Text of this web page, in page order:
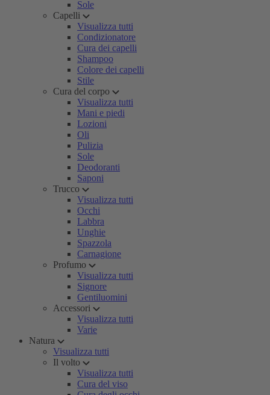
Sole
Capelli
Visualizza tutti
Condizionatore
Cura dei capelli
Shampoo
Colore dei capelli
Stile
Cura del corpo
Visualizza tutti
Mani e piedi
Lozioni
Oli
Pulizia
Sole
Deodoranti
Saponi
Trucco
Visualizza tutti
Occhi
Labbra
Unghie
Spazzola
Carnagione
Profumo
Visualizza tutti
Signore
Gentiluomini
Accessori
Visualizza tutti
Varie
Natura
Visualizza tutti
Il volto
Visualizza tutti
Cura del viso